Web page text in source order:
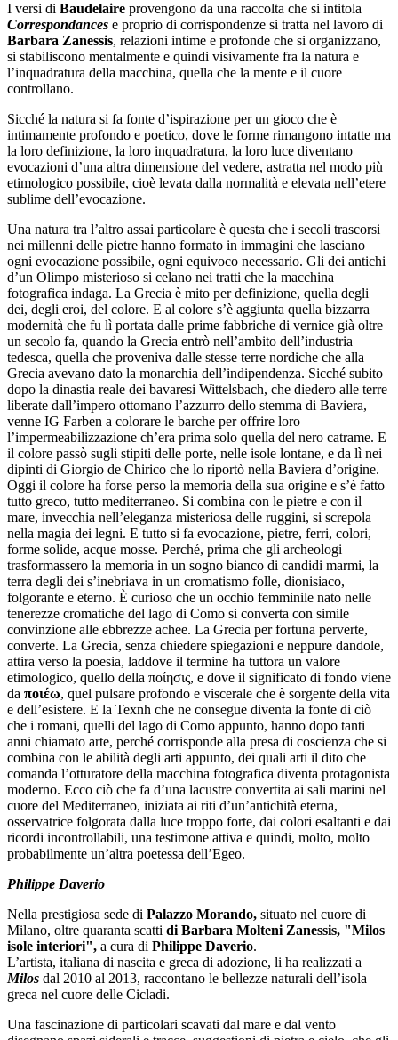
I versi di Baudelaire provengono da una raccolta che si intitola
Correspondances e proprio di corrispondenze si tratta nel lavoro di
Barbara Zanessis, relazioni intime e profonde che si organizzano,
si stabiliscono mentalmente e quindi visivamente fra la natura e
l’inquadratura della macchina, quella che la mente e il cuore
controllano.
Sicché la natura si fa fonte d’ispirazione per un gioco che è
intimamente profondo e poetico, dove le forme rimangono intatte ma
la loro definizione, la loro inquadratura, la loro luce diventano
evocazioni d’una altra dimensione del vedere, astratta nel modo più
etimologico possibile, cioè levata dalla normalità e elevata nell’etere
sublime dell’evocazione.
Una natura tra l’altro assai particolare è questa che i secoli trascorsi
nei millenni delle pietre hanno formato in immagini che lasciano
ogni evocazione possibile, ogni equivoco necessario. Gli dei antichi
d’un Olimpo misterioso si celano nei tratti che la macchina
fotografica indaga. La Grecia è mito per definizione, quella degli
dei, degli eroi, del colore. E al colore s’è aggiunta quella bizzarra
modernità che fu lì portata dalle prime fabbriche di vernice già oltre
un secolo fa, quando la Grecia entrò nell’ambito dell’industria
tedesca, quella che proveniva dalle stesse terre nordiche che alla
Grecia avevano dato la monarchia dell’indipendenza. Sicché subito
dopo la dinastia reale dei bavaresi Wittelsbach, che diedero alle terre
liberate dall’impero ottomano l’azzurro dello stemma di Baviera,
venne IG Farben a colorare le barche per offrire loro
l’impermeabilizzazione ch’era prima solo quella del nero catrame. E
il colore passò sugli stipiti delle porte, nelle isole lontane, e da lì nei
dipinti di Giorgio de Chirico che lo riportò nella Baviera d’origine.
Oggi il colore ha forse perso la memoria della sua origine e s’è fatto
tutto greco, tutto mediterraneo. Si combina con le pietre e con il
mare, invecchia nell’eleganza misteriosa delle ruggini, si screpola
nella magia dei legni. E tutto si fa evocazione, pietre, ferri, colori,
forme solide, acque mosse. Perché, prima che gli archeologi
trasformassero la memoria in un sogno bianco di candidi marmi, la
terra degli dei s’inebriava in un cromatismo folle, dionisiaco,
folgorante e eterno. È curioso che un occhio femminile nato nelle
tenerezze cromatiche del lago di Como si converta con simile
convinzione alle ebbrezze achee. La Grecia per fortuna perverte,
converte. La Grecia, senza chiedere spiegazioni e neppure dandole,
attira verso la poesia, laddove il termine ha tuttora un valore
etimologico, quello della ποίησις, e dove il significato di fondo viene
da ποιέω, quel pulsare profondo e viscerale che è sorgente della vita
e dell’esistere. E la Texnh che ne consegue diventa la fonte di ciò
che i romani, quelli del lago di Como appunto, hanno dopo tanti
anni chiamato arte, perché corrisponde alla presa di coscienza che si
combina con le abilità degli arti appunto, dei quali arti il dito che
comanda l’otturatore della macchina fotografica diventa protagonista
moderno. Ecco ciò che fa d’una lacustre convertita ai sali marini nel
cuore del Mediterraneo, iniziata ai riti d’un’antichità eterna,
osservatrice folgorata dalla luce troppo forte, dai colori esaltanti e dai
ricordi incontrollabili, una testimone attiva e quindi, molto, molto
probabilmente un’altra poetessa dell’Egeo.
Philippe Daverio
Nella prestigiosa sede di Palazzo Morando, situato nel cuore di
Milano, oltre quaranta scatti di Barbara Molteni Zanessis, "Milos
isole interiori", a cura di Philippe Daverio.
L’artista, italiana di nascita e greca di adozione, li ha realizzati a
Milos dal 2010 al 2013, raccontano le bellezze naturali dell’isola
greca nel cuore delle Cicladi.
Una fascinazione di particolari scavati dal mare e dal vento